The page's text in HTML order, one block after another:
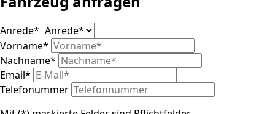
Anrede*
Vorname*
Nachname*
Email*
Telefonummer